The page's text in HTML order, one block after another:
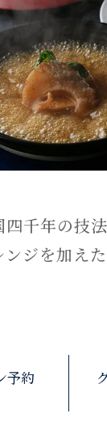
千年の技法
ジを加えた
予約